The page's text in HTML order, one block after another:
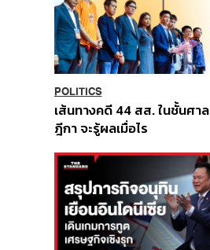
POLITICS
เส้นทางคดี 44 สส. ในชั้นศาล
ฎีกา จะรู้ผลเมื่อไร